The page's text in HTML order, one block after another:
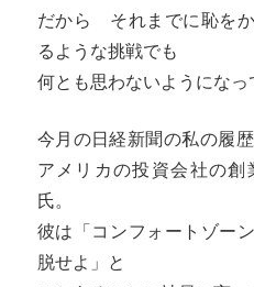
だから それまでに恥を
るような挑戦でも
何とも思わないようになっ
今月の日経新聞の私の履
アメリカの投資会社の創
氏。
彼は「コンフォートゾー
脱せよ」と